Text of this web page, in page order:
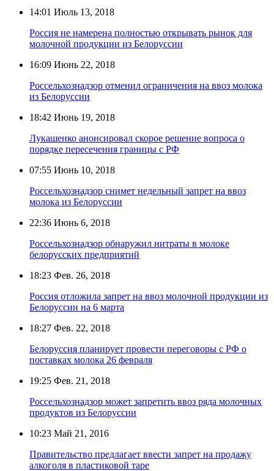
14:01 Июль 13, 2018
Россия не намерена полностью открывать рынок для
молочной продукции из Белоруссии
16:09 Июнь 22, 2018
Россельхознадзор отменил ограничения на ввоз молока
из Белоруссии
18:42 Июнь 19, 2018
Лукашенко анонсировал скорое решение вопроса о
порядке пересечения границы с РФ
07:55 Июнь 10, 2018
Россельхознадзор снимет недельный запрет на ввоз
молока из Белоруссии
22:36 Июнь 6, 2018
Россельхознадзор обнаружил нитраты в молоке
белорусских предприятий
18:23 Фев. 26, 2018
Россия отложила запрет на ввоз молочной продукции из
Белоруссии на 6 марта
18:27 Фев. 22, 2018
Белоруссия планирует провести переговоры с РФ о
поставках молока 26 февраля
19:25 Фев. 21, 2018
Россельхознадзор может запретить ввоз ряда молочных
продуктов из Белоруссии
10:23 Май 21, 2016
Правительство предлагает ввести запрет на продажу
алкоголя в пластиковой таре